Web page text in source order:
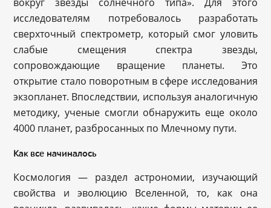
исследователям потребовалось разработать
сверхточный спектрометр, который смог уловить
слабые смещения спектра звезды,
сопровождающие вращение планеты. Это
открытие стало поворотным в сфере исследования
экзопланет. Впоследствии, используя аналогичную
методику, ученые смогли обнаружить еще около
4000 планет, разбросанных по Млечному пути.
Как все начиналось
Космология — раздел астрономии, изучающий
свойства и эволюцию Вселенной, то, как она